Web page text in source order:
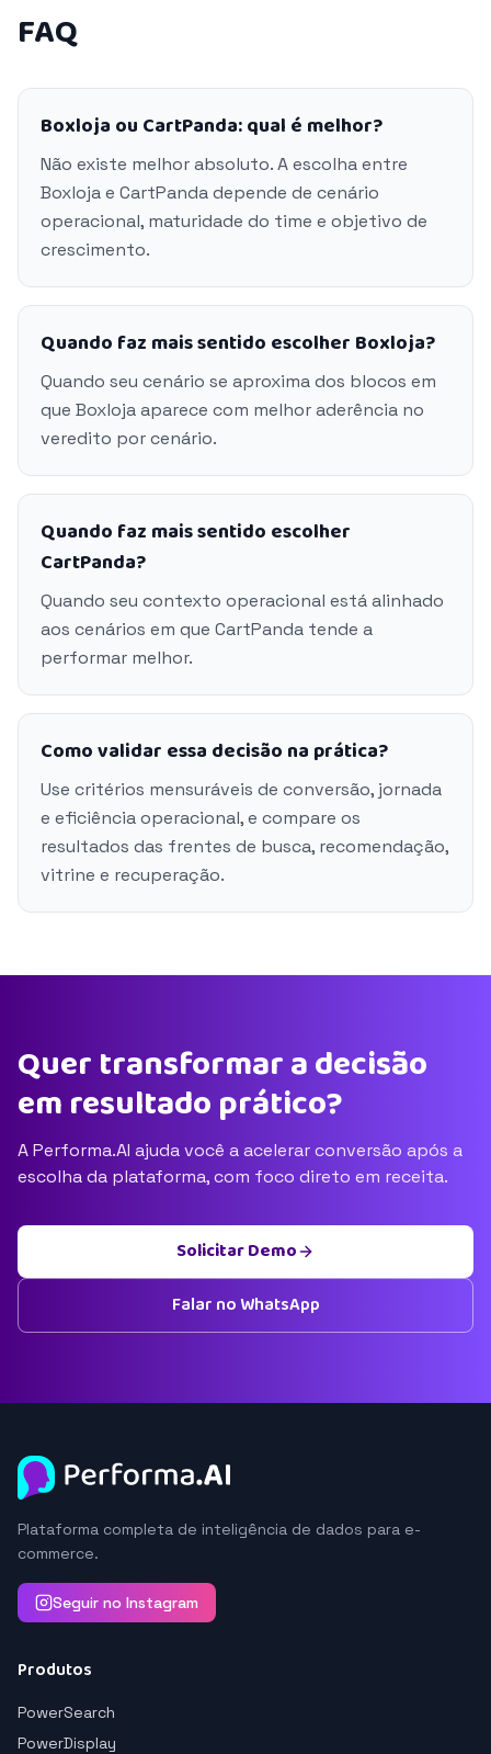
FAQ
Boxloja ou CartPanda: qual é melhor?
Não existe melhor absoluto. A escolha entre
Boxloja e CartPanda depende de cenário
operacional, maturidade do time e objetivo de
crescimento.
Quando faz mais sentido escolher Boxloja?
Quando seu cenário se aproxima dos blocos em
que Boxloja aparece com melhor aderência no
veredito por cenário.
Quando faz mais sentido escolher
CartPanda?
Quando seu contexto operacional está alinhado
aos cenários em que CartPanda tende a
performar melhor.
Como validar essa decisão na prática?
Use critérios mensuráveis de conversão, jornada
e eficiência operacional, e compare os
resultados das frentes de busca, recomendação,
vitrine e recuperação.
Quer transformar a decisão
em resultado prático?
A Performa.AI ajuda você a acelerar conversão após a
escolha da plataforma, com foco direto em receita.
Solicitar Demo
Falar no WhatsApp
Plataforma completa de inteligência de dados para e-
commerce.
Seguir no Instagram
Produtos
PowerSearch
PowerDisplay